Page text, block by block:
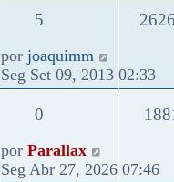
5
por joaquimm
Seg Set 09, 2013 02:33
0
por Parallax
Seg Abr 27, 2026 07:46